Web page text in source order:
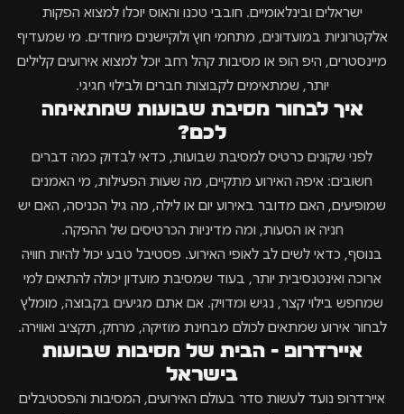
ישראלים ובינלאומיים. חובבי טכנו והאוס יוכלו למצוא הפקות
אלקטרוניות במועדונים, מתחמי חוץ ולוקיישנים מיוחדים. מי שמעדיף
מיינסטרים, היפ הופ או מסיבות קהל רחב יוכל למצוא אירועים קלילים
יותר, שמתאימים לקבוצות חברים ולבילוי חגיגי.
איך לבחור מסיבת שבועות שמתאימה
לכם?
לפני שקונים כרטיס למסיבת שבועות, כדאי לבדוק כמה דברים
חשובים: איפה האירוע מתקיים, מה שעות הפעילות, מי האמנים
שמופיעים, האם מדובר באירוע יום או לילה, מה גיל הכניסה, האם יש
חניה או הסעות, ומה מדיניות הכרטיסים של ההפקה.
בנוסף, כדאי לשים לב לאופי האירוע. פסטיבל טבע יכול להיות חוויה
ארוכה ואינטנסיבית יותר, בעוד שמסיבת מועדון יכולה להתאים למי
שמחפש בילוי קצר, נגיש ומדויק. אם אתם מגיעים בקבוצה, מומלץ
לבחור אירוע שמתאים לכולם מבחינת מוזיקה, מרחק, תקציב ואווירה.
איירדרופ - הבית של מסיבות שבועות
בישראל
איירדרופ נועד לעשות סדר בעולם האירועים, המסיבות והפסטיבלים